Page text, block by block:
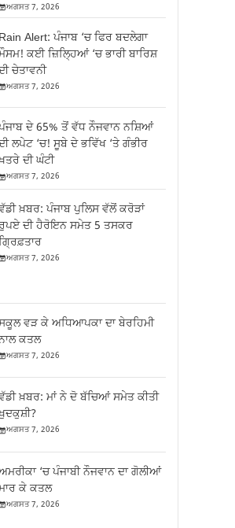
ਅਗਸਤ 7, 2026
Alert: ਪੰਜਾਬ ‘ਚ ਫਿਰ ਬਦਲੇਗਾ
ਕਈ ਜ਼ਿਲ੍ਹਿਆਂ ‘ਚ ਭਾਰੀ ਬਾਰਿਸ਼
ਚੇਤਾਵਨੀ
ਅਗਸਤ 7, 2026
ਦੇ 65% ਤੋਂ ਵੱਧ ਨੌਜਵਾਨ ਨਸ਼ਿਆਂ
ਲਪੇਟ ‘ਚ! ਸੂਬੇ ਦੇ ਭਵਿੱਖ ‘ਤੇ ਗੰਭੀਰ
ਦੀ ਘੰਟੀ
ਅਗਸਤ 7, 2026
ਖ਼ਬਰ: ਪੰਜਾਬ ਪੁਲਿਸ ਵੱਲੋਂ ਕਰੋੜਾਂ
ਦੀ ਹੈਰੋਇਨ ਸਮੇਤ 5 ਤਸਕਰ
ਅਗਸਤ 7, 2026
ਵੜ ਕੇ ਅਧਿਆਪਕਾ ਦਾ ਬੇਰਹਿਮੀ
ਕਤਲ
ਅਗਸਤ 7, 2026
ਖ਼ਬਰ: ਮਾਂ ਨੇ ਦੋ ਬੱਚਿਆਂ ਸਮੇਤ ਕੀਤੀ
ਅਗਸਤ 7, 2026
‘ਚ ਪੰਜਾਬੀ ਨੌਜਵਾਨ ਦਾ ਗੋਲੀਆਂ
ਕੇ ਕਤਲ
ਅਗਸਤ 7, 2026